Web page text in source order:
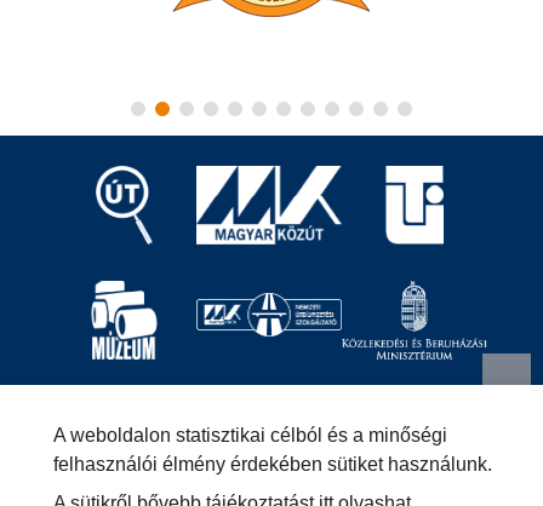
1024 Budapest, Fényes
Elek utca 7-13.
+36 (1) 819-9000 info@kozut.hu
A weboldalon statisztikai célból és a minőségi
felhasználói élmény érdekében sütiket használunk.